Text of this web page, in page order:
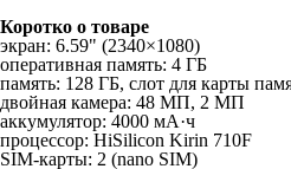
Коротко о товаре
экран: 6.59" (2340×1080)
оперативная память: 4 ГБ
память: 128 ГБ, слот для карты
двойная камера: 48 МП, 2 МП
аккумулятор: 4000 мА·ч
процессор: HiSilicon Kirin 710F
SIM-карты: 2 (nano SIM)